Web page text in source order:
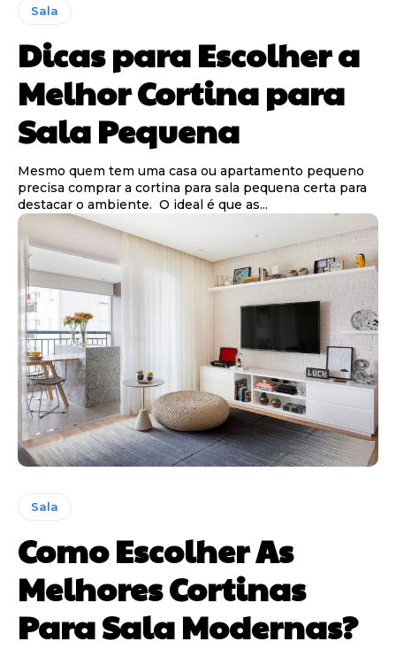
Sala
Dicas para Escolher a
Melhor Cortina para
Sala Pequena
Mesmo quem tem uma casa ou apartamento pequeno
precisa comprar a cortina para sala pequena certa para
destacar o ambiente. O ideal é que as...
Sala
Como Escolher As
Melhores Cortinas
Para Sala Modernas?